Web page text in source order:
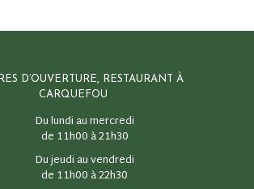
D’OUVERTURE, RESTAURANT À
CARQUEFOU
Du lundi au mercredi
de 11h00 à 21h30
Du jeudi au vendredi
de 11h00 à 22h30